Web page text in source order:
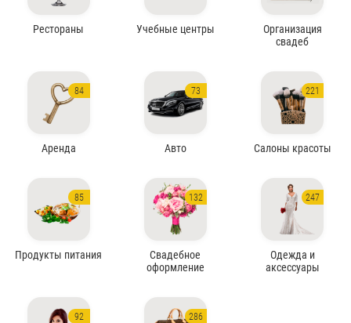
Рестораны Учебные центры
Организация
свадеб
84
Аренда
73
Авто
221
Салоны красоты
85
Продукты питания
132
Свадебное
оформление
247
Одежда и
аксессуары
92 286